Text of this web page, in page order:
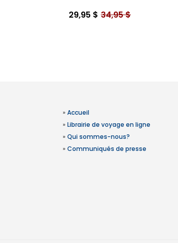
29,95 $ 34,95 $
» Accueil
» Librairie de voyage en ligne
» Qui sommes-nous?
» Communiqués de presse